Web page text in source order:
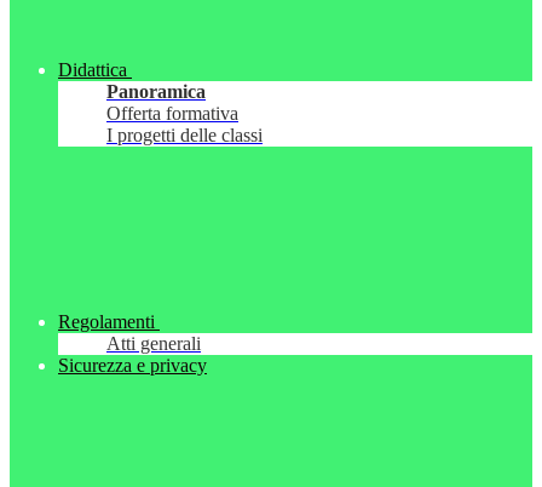
Didattica
Panoramica
Offerta formativa
I progetti delle classi
Regolamenti
Atti generali
Sicurezza e privacy